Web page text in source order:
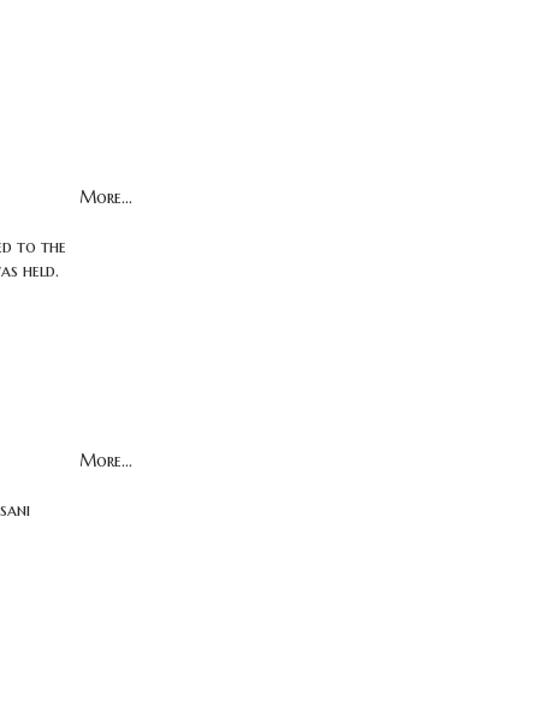
More...
to the
held.
More...